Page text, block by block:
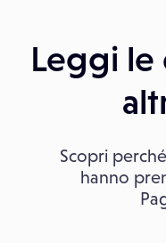
Leggi le
Scopri
hanno